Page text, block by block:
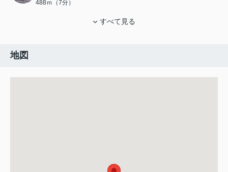
488ｍ（7分）
すべて見る
地図